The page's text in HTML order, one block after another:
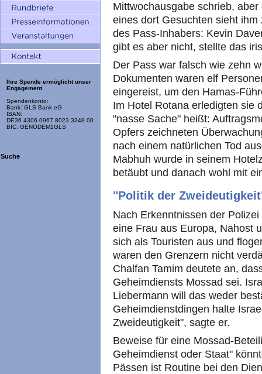
Ihre Spende ermöglicht unser
Engagement
Spendenkonto:
Bank: GLS Bank eG
IBAN:
DE36 4306 0967 8023 3348 00
BIC: GENODEM1GLS
Suche
Mittwochausgabe schrieb,
eines dort Gesuchten sieht
des Pass-Inhabers: Kevin
gibt es aber nicht, stellte das
Der Pass war falsch wie zehn
Dokumenten waren elf
eingereist, um den Hamas-
Im Hotel Rotana erledigten sie
"nasse Sache" heißt:
Opfers zeichneten
nach einem natürlichen Tod
Mabhuh wurde in seinem
betäubt und danach wohl mit
"Politik der
Nach Erkenntnissen der
eine Frau aus Europa, Nahost
sich als Touristen aus und
waren den Grenzern nicht
Chalfan Tamim deutete an,
Geheimdiensts Mossad sei.
Liebermann will das weder
Geheimdienstdingen halte
Zweideutigkeit", sagte er.
Beweise für eine Mossad-
Geheimdienst oder Staat"
Pässen ist Routine bei den